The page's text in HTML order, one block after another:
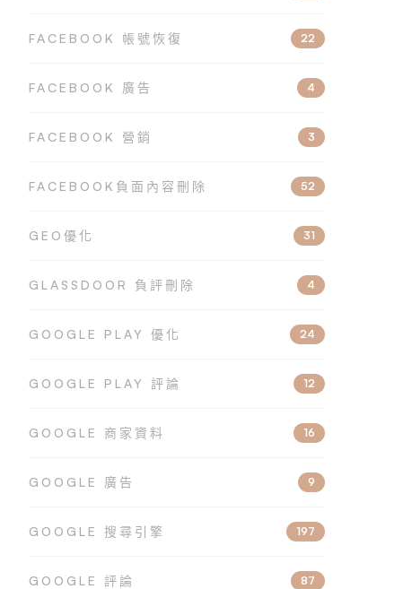
FACEBOOK 帳號恢復 22
FACEBOOK 廣告 4
FACEBOOK 營銷 3
FACEBOOK負面內容刪除 52
GEO優化 31
GLASSDOOR 負評刪除 4
GOOGLE PLAY 優化 24
GOOGLE PLAY 評論 12
GOOGLE 商家資料 16
GOOGLE 廣告 9
GOOGLE 搜尋引擎 197
GOOGLE 評論 87